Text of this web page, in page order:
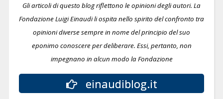
Gli articoli di questo blog riflettono le opinioni degli autori. La
Fondazione Luigi Einaudi li ospita nello spirito del confronto tra
opinioni diverse sempre in nome del principio del suo
eponimo conoscere per deliberare. Essi, pertanto, non
impegnano in alcun modo la Fondazione
einaudiblog.it